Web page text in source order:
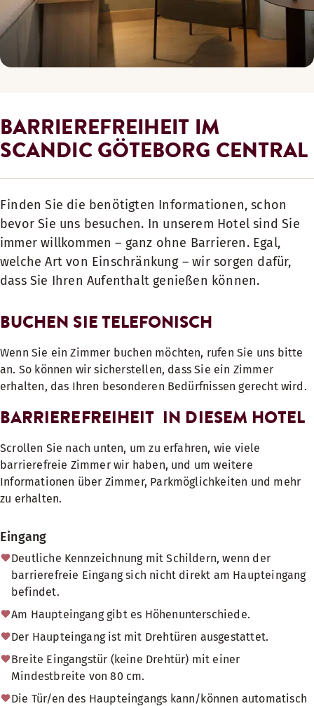
BARRIEREFREIHEIT IM
SCANDIC GÖTEBORG CENTRAL
Finden Sie die benötigten Informationen, schon
bevor Sie uns besuchen. In unserem Hotel sind Sie
immer willkommen – ganz ohne Barrieren. Egal,
welche Art von Einschränkung – wir sorgen dafür,
dass Sie Ihren Aufenthalt genießen können.
BUCHEN SIE TELEFONISCH
Wenn Sie ein Zimmer buchen möchten, rufen Sie uns bitte
an. So können wir sicherstellen, dass Sie ein Zimmer
erhalten, das Ihren besonderen Bedürfnissen gerecht wird.
BARRIEREFREIHEIT IN DIESEM HOTEL
Scrollen Sie nach unten, um zu erfahren, wie viele
barrierefreie Zimmer wir haben, und um weitere
Informationen über Zimmer, Parkmöglichkeiten und mehr
zu erhalten.
Eingang
Deutliche Kennzeichnung mit Schildern, wenn der
barrierefreie Eingang sich nicht direkt am Haupteingang
befindet.
Am Haupteingang gibt es Höhenunterschiede.
Der Haupteingang ist mit Drehtüren ausgestattet.
Breite Eingangstür (keine Drehtür) mit einer
Mindestbreite von 80 cm.
Die Tür/en des Haupteingangs kann/können automatisch